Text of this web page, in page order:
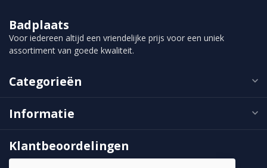
Badplaats
Voor iedereen altijd een vriendelijke prijs voor een uniek
assortiment van goede kwaliteit.
Categorieën
Informatie
Klantbeoordelingen